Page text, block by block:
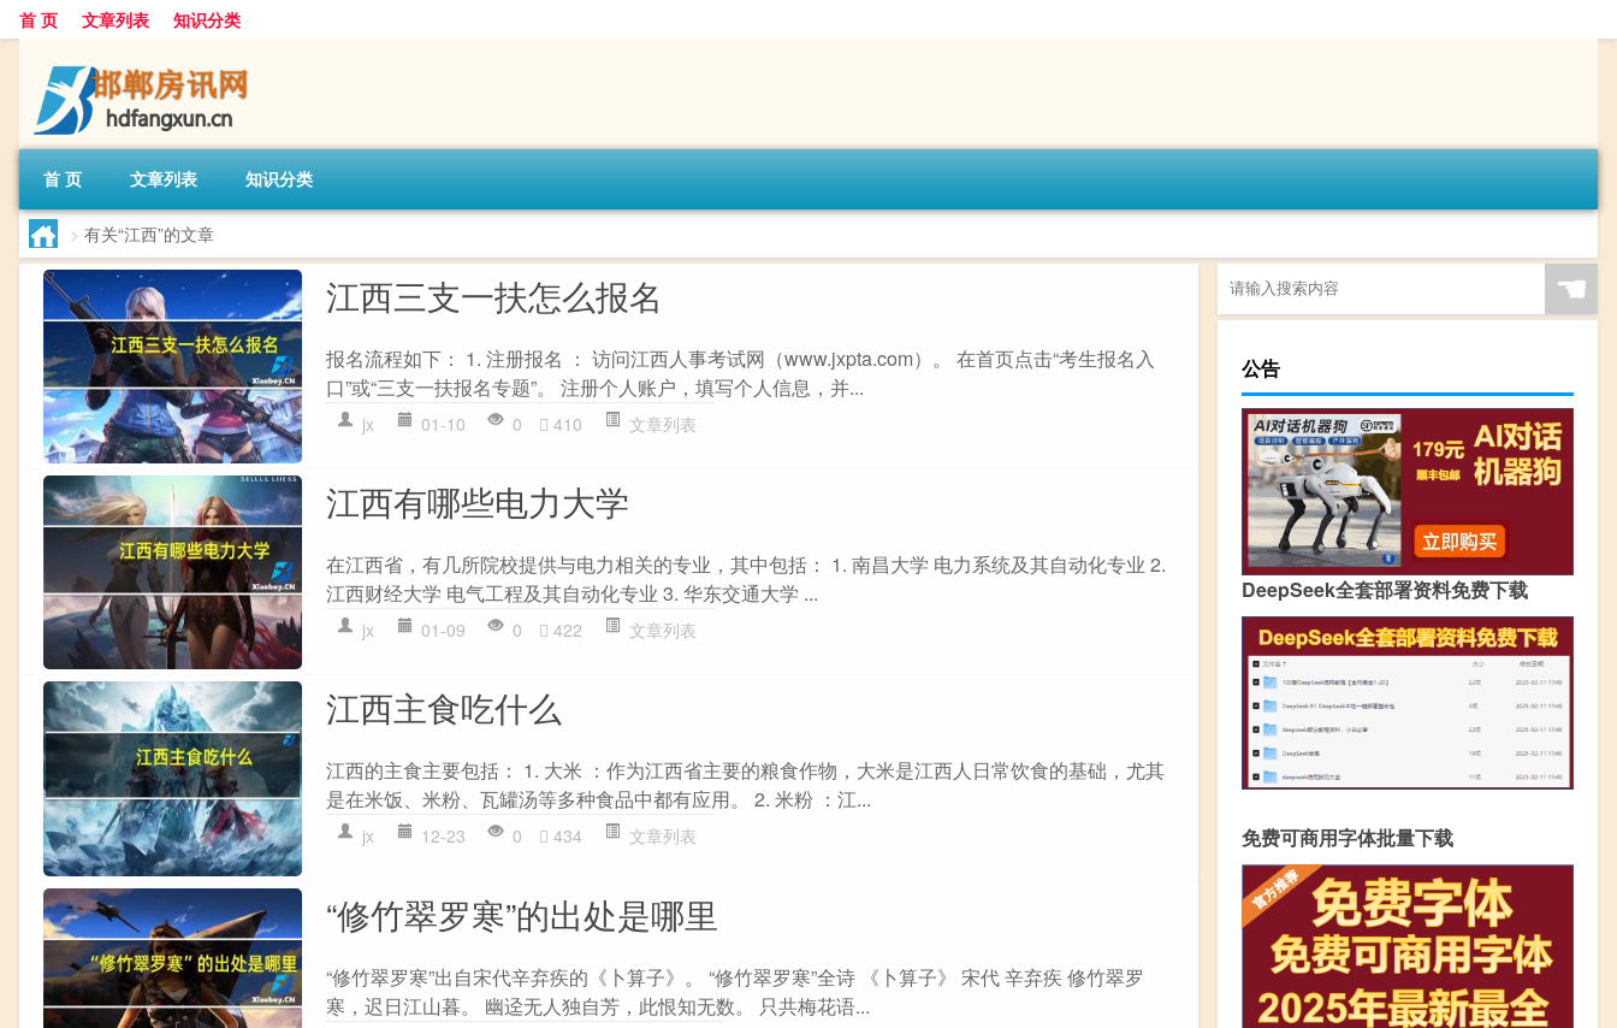
首 页 文章列表 知识分类
首 页 文章列表 知识分类
> 有关“江西”的文章
江西三支一扶怎么报名
报名流程如下： 1. 注册报名 ： 访问江西人事考试网（www.jxpta.com）。 在首页点击“考生报名入
口”或“三支一扶报名专题”。 注册个人账户，填写个人信息，并...
jx 01-10 0 410 文章列表
江西有哪些电力大学
在江西省，有几所院校提供与电力相关的专业，其中包括： 1. 南昌大学 电力系统及其自动化专业 2.
江西财经大学 电气工程及其自动化专业 3. 华东交通大学 ...
jx 01-09 0 422 文章列表
江西主食吃什么
江西的主食主要包括： 1. 大米 ：作为江西省主要的粮食作物，大米是江西人日常饮食的基础，尤其
是在米饭、米粉、瓦罐汤等多种食品中都有应用。 2. 米粉 ：江...
jx 12-23 0 434 文章列表
“修竹翠罗寒”的出处是哪里
“修竹翠罗寒”出自宋代辛弃疾的《卜算子》。 “修竹翠罗寒”全诗 《卜算子》 宋代 辛弃疾 修竹翠罗
寒，迟日江山暮。 幽迳无人独自芳，此恨知无数。 只共梅花语...
☚
公告
DeepSeek全套部署资料免费下载
免费可商用字体批量下载